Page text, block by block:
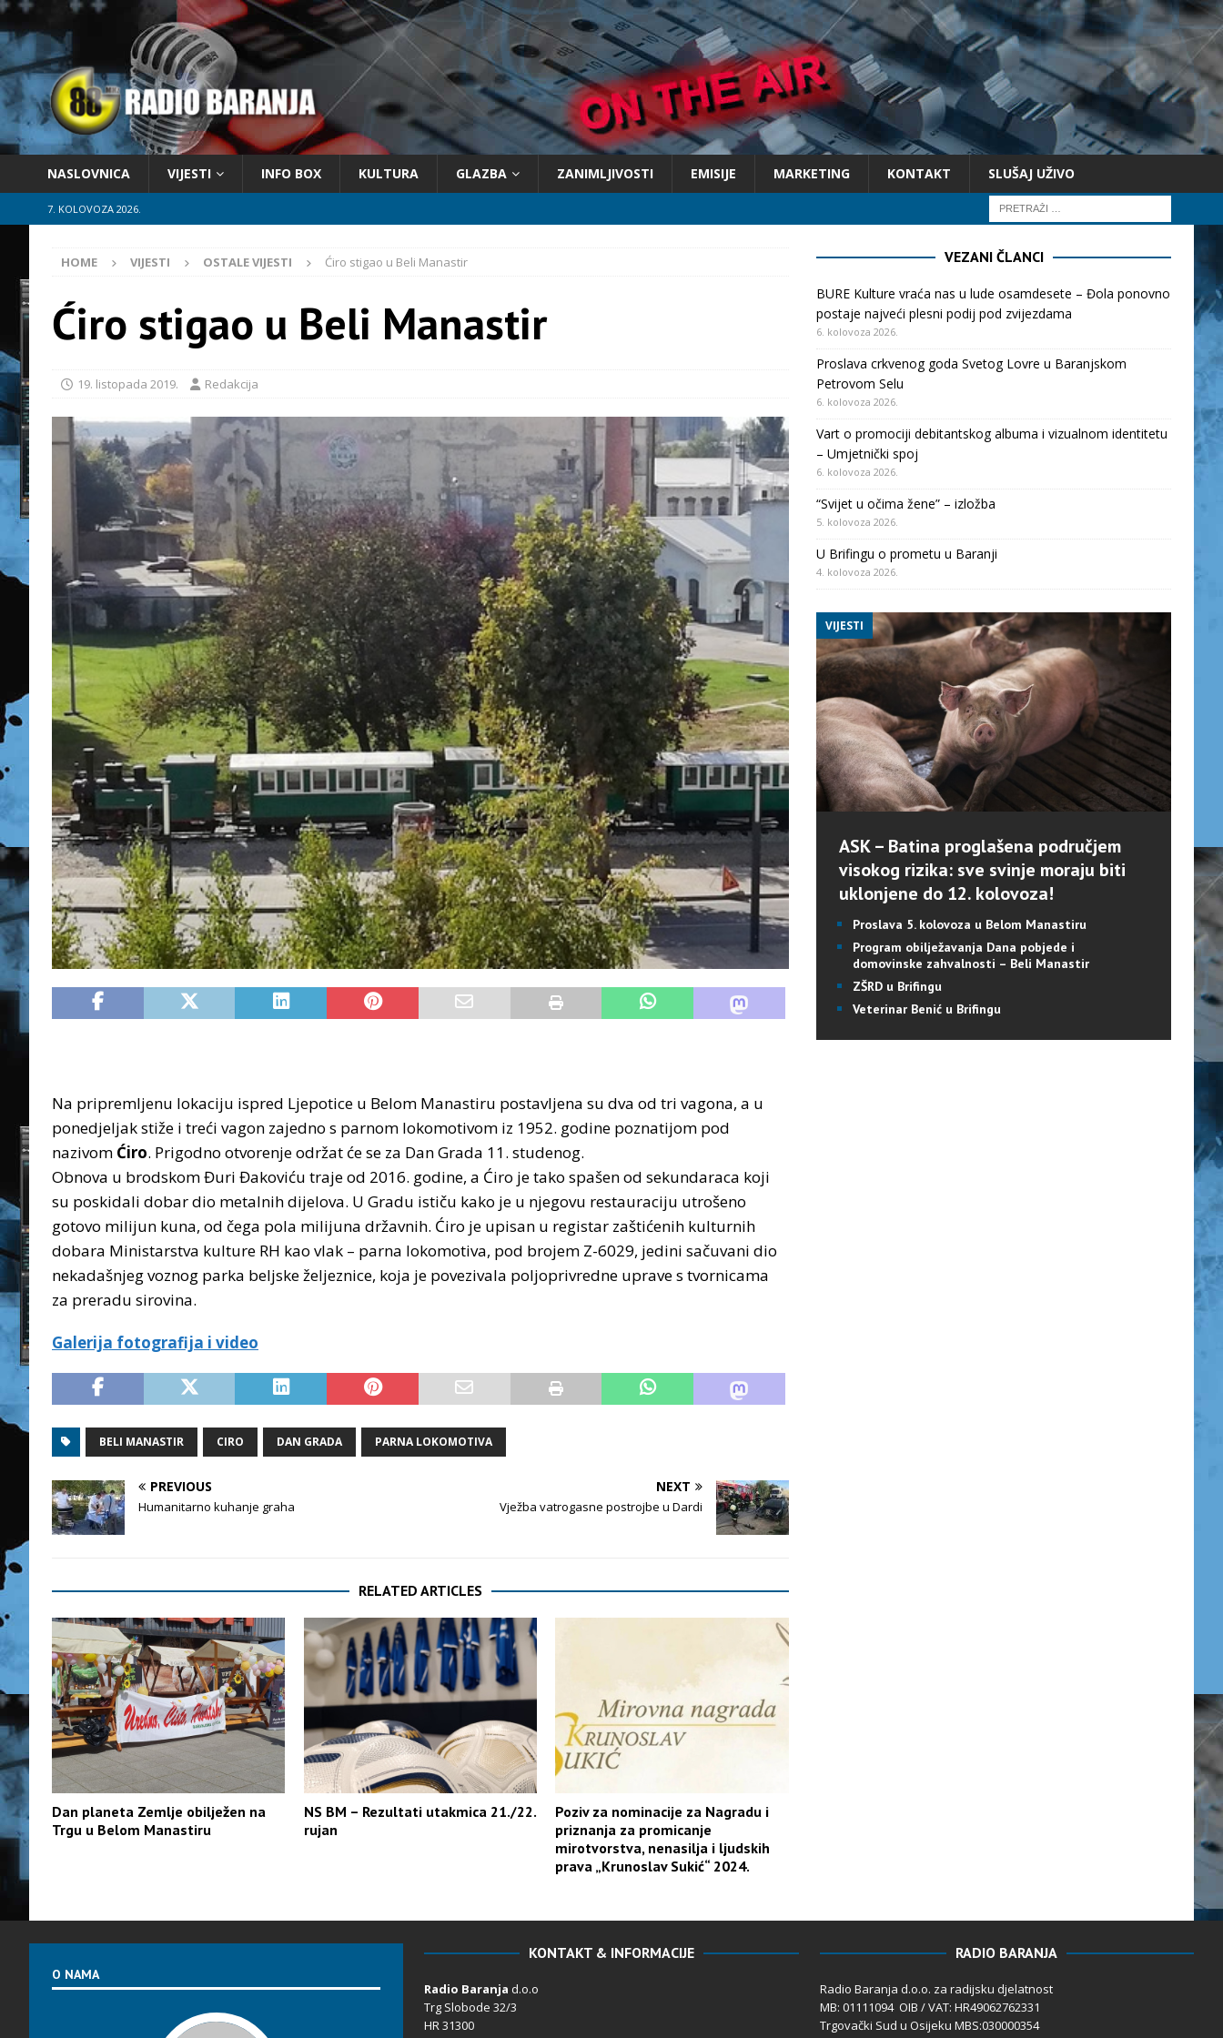
NASLOVNICA VIJESTI INFO BOX KULTURA GLAZBA ZANIMLJIVOSTI EMISIJE MARKETING KONTAKT SLUŠAJ UŽIVO
7. KOLOVOZA 2026.
HOME VIJESTI OSTALE VIJESTI Ćiro stigao u Beli Manastir
Ćiro stigao u Beli Manastir
19. listopada 2019. Redakcija
Na pripremljenu lokaciju ispred Ljepotice u Belom Manastiru postavljena su dva od tri vagona, a u
ponedjeljak stiže i treći vagon zajedno s parnom lokomotivom iz 1952. godine poznatijom pod
nazivom Ćiro. Prigodno otvorenje održat će se za Dan Grada 11. studenog.
Obnova u brodskom Đuri Đakoviću traje od 2016. godine, a Ćiro je tako spašen od sekundaraca koji
su poskidali dobar dio metalnih dijelova. U Gradu ističu kako je u njegovu restauraciju utrošeno
gotovo milijun kuna, od čega pola milijuna državnih. Ćiro je upisan u registar zaštićenih kulturnih
dobara Ministarstva kulture RH kao vlak – parna lokomotiva, pod brojem Z-6029, jedini sačuvani dio
nekadašnjeg voznog parka beljske željeznice, koja je povezivala poljoprivredne uprave s tvornicama
za preradu sirovina.
Galerija fotografija i video
BELI MANASTIR CIRO DAN GRADA PARNA LOKOMOTIVA
PREVIOUS
Humanitarno kuhanje graha
NEXT
Vježba vatrogasne postrojbe u Dardi
RELATED ARTICLES
Dan planeta Zemlje obilježen na
Trgu u Belom Manastiru
NS BM – Rezultati utakmica 21./22.
rujan
Poziv za nominacije za Nagradu i
priznanja za promicanje
mirotvorstva, nenasilja i ljudskih
prava „Krunoslav Sukić“ 2024.
VEZANI ČLANCI
BURE Kulture vraća nas u lude osamdesete – Đola ponovno
postaje najveći plesni podij pod zvijezdama
6. kolovoza 2026.
Proslava crkvenog goda Svetog Lovre u Baranjskom
Petrovom Selu
6. kolovoza 2026.
Vart o promociji debitantskog albuma i vizualnom identitetu
– Umjetnički spoj
6. kolovoza 2026.
“Svijet u očima žene” – izložba
5. kolovoza 2026.
U Brifingu o prometu u Baranji
4. kolovoza 2026.
VIJESTI
ASK – Batina proglašena područjem
visokog rizika: sve svinje moraju biti
uklonjene do 12. kolovoza!
Proslava 5. kolovoza u Belom Manastiru
Program obilježavanja Dana pobjede i
domovinske zahvalnosti – Beli Manastir
ZŠRD u Brifingu
Veterinar Benić u Brifingu
O NAMA
KONTAKT & INFORMACIJE
Radio Baranja d.o.o
Trg Slobode 32/3
HR 31300
RADIO BARANJA
Radio Baranja d.o.o. za radijsku djelatnost
MB: 01111094 OIB / VAT: HR49062762331
Trgovački Sud u Osijeku MBS:030000354